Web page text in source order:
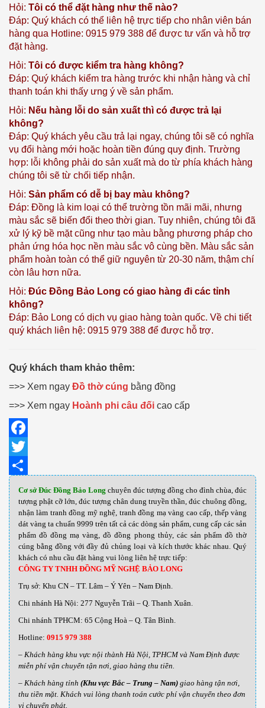
Hỏi: Tôi có thể đặt hàng như thế nào?
Đáp: Quý khách có thể liên hệ trực tiếp cho nhân viên bán
hàng qua Hotline: 0915 979 388 để được tư vấn và hỗ trợ
đặt hàng.
Hỏi: Tôi có được kiểm tra hàng không?
Đáp: Quý khách kiểm tra hàng trước khi nhận hàng và chỉ
thanh toán khi thấy ưng ý về sản phẩm.
Hỏi: Nếu hàng lỗi do sản xuất thì có được trả lại
không?
Đáp: Quý khách yêu cầu trả lại ngay, chúng tôi sẽ có nghĩa
vụ đổi hàng mới hoặc hoàn tiền đúng quy định. Trường
hợp: lỗi không phải do sản xuất mà do từ phía khách hàng
chúng tôi sẽ từ chối tiếp nhận.
Hỏi: Sản phẩm có dễ bị bay màu không?
Đáp: Đồng là kim loại có thể trường tồn mãi mãi, nhưng
màu sắc sẽ biến đổi theo thời gian. Tuy nhiên, chúng tôi đã
xử lý kỹ bề mặt cũng như tạo màu bằng phương pháp cho
phản ứng hóa học nền màu sắc vô cùng bền. Màu sắc sản
phẩm hoàn toàn có thể giữ nguyên từ 20-30 năm, thậm chí
còn lâu hơn nữa.
Hỏi: Đúc Đồng Bảo Long có giao hàng đi các tỉnh
không?
Đáp: Bảo Long có dịch vụ giao hàng toàn quốc. Về chi tiết
quý khách liên hệ: 0915 979 388 để được hỗ trợ.
Quý khách tham khảo thêm:
=>> Xem ngay Đồ thờ cúng bằng đồng
=>> Xem ngay Hoành phi câu đối cao cấp
Facebook
Twitter
ShareCơ sở Đúc Đồng Bảo Long chuyên đúc tượng đồng cho đình chùa, đúc
tượng phật cỡ lớn, đúc tượng chân dung truyền thần, đúc chuông đồng,
nhận làm tranh đồng mỹ nghệ, tranh đồng mạ vàng cao cấp, thếp vàng
dát vàng ta chuẩn 9999 trên tất cả các dòng sản phẩm, cung cấp các sản
phẩm đồ đồng mạ vàng, đồ đồng phong thủy, các sản phẩm đồ thờ
cúng bằng đồng với đầy đủ chủng loại và kích thước khác nhau. Quý
khách có nhu cầu đặt hàng vui lòng liên hệ trực tiếp:
CÔNG TY TNHH ĐỒNG MỸ NGHỆ BẢO LONG
Trụ sở: Khu CN – TT. Lâm – Ý Yên – Nam Định.
Chi nhánh Hà Nội: 277 Nguyễn Trãi – Q. Thanh Xuân.
Chi nhánh TPHCM: 65 Cộng Hoà – Q. Tân Bình.
Hotline: 0915 979 388
– Khách hàng khu vực nội thành Hà Nội, TPHCM và Nam Định được
miễn phí vận chuyển tận nơi, giao hàng thu tiền.
– Khách hàng tỉnh (Khu vực Bắc – Trung – Nam) giao hàng tận nơi,
thu tiền mặt. Khách vui lòng thanh toán cước phí vận chuyển theo đơn
vị chuyển phát.